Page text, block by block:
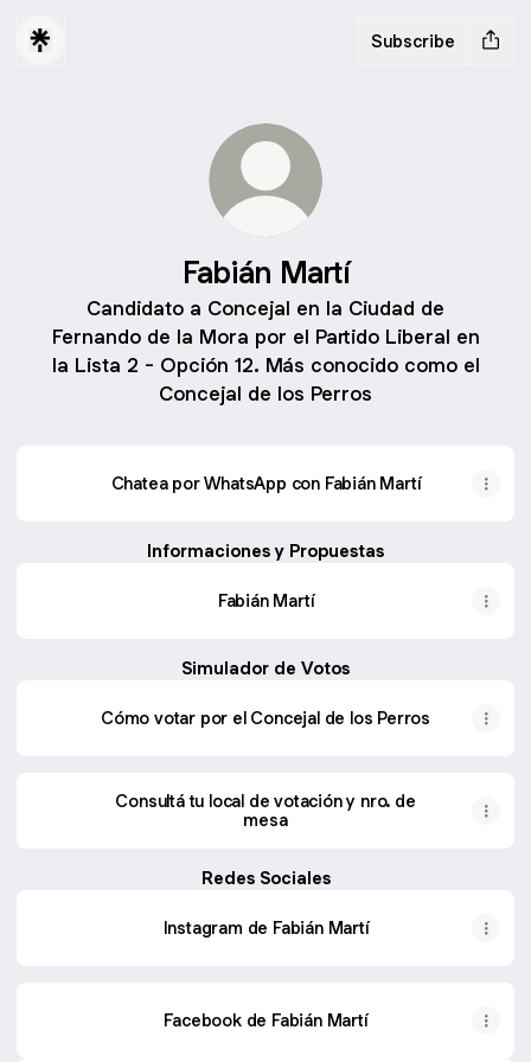
Subscribe
Fabián Martí
Candidato a Concejal en la Ciudad de
Fernando de la Mora por el Partido Liberal en
la Lista 2 - Opción 12. Más conocido como el
Concejal de los Perros
Chatea por WhatsApp con Fabián Martí
Informaciones y Propuestas
Fabián Martí
Simulador de Votos
Cómo votar por el Concejal de los Perros
Consultá tu local de votación y nro. de
mesa
Redes Sociales
Instagram de Fabián Martí
Facebook de Fabián Martí